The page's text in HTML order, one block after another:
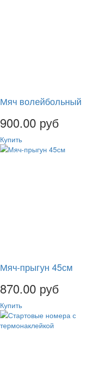
Мяч волейбольный
900.00 руб
Купить
Мяч-прыгун 45см
870.00 руб
Купить